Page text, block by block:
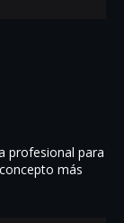
profesional para
más